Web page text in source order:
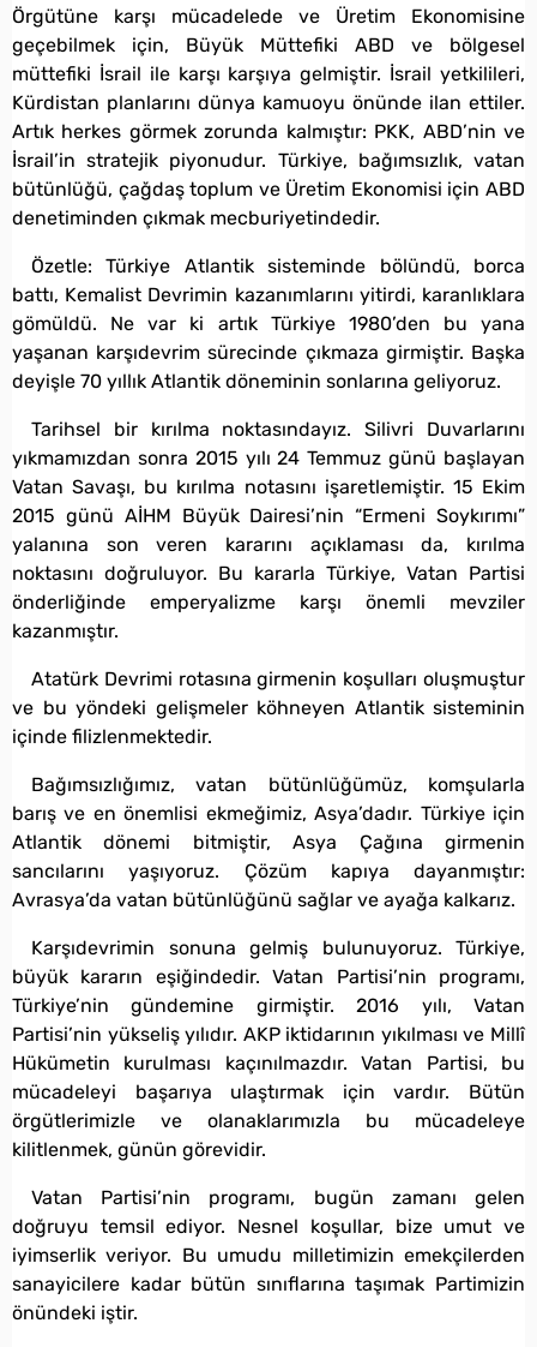
Örgütüne karşı mücadelede ve Üretim Ekonomisine
geçebilmek için, Büyük Müttefiki ABD ve bölgesel
müttefiki İsrail ile karşı karşıya gelmiştir. İsrail yetkilileri,
Kürdistan planlarını dünya kamuoyu önünde ilan ettiler.
Artık herkes görmek zorunda kalmıştır: PKK, ABD’nin ve
İsrail’in stratejik piyonudur. Türkiye, bağımsızlık, vatan
bütünlüğü, çağdaş toplum ve Üretim Ekonomisi için ABD
denetiminden çıkmak mecburiyetindedir.
Özetle: Türkiye Atlantik sisteminde bölündü, borca
battı, Kemalist Devrimin kazanımlarını yitirdi, karanlıklara
gömüldü. Ne var ki artık Türkiye 1980’den bu yana
yaşanan karşıdevrim sürecinde çıkmaza girmiştir. Başka
deyişle 70 yıllık Atlantik döneminin sonlarına geliyoruz.
Tarihsel bir kırılma noktasındayız. Silivri Duvarlarını
yıkmamızdan sonra 2015 yılı 24 Temmuz günü başlayan
Vatan Savaşı, bu kırılma notasını işaretlemiştir. 15 Ekim
2015 günü AİHM Büyük Dairesi’nin “Ermeni Soykırımı”
yalanına son veren kararını açıklaması da, kırılma
noktasını doğruluyor. Bu kararla Türkiye, Vatan Partisi
önderliğinde emperyalizme karşı önemli mevziler
kazanmıştır.
Atatürk Devrimi rotasına girmenin koşulları oluşmuştur
ve bu yöndeki gelişmeler köhneyen Atlantik sisteminin
içinde filizlenmektedir.
Bağımsızlığımız, vatan bütünlüğümüz, komşularla
barış ve en önemlisi ekmeğimiz, Asya’dadır. Türkiye için
Atlantik dönemi bitmiştir, Asya Çağına girmenin
sancılarını yaşıyoruz. Çözüm kapıya dayanmıştır:
Avrasya’da vatan bütünlüğünü sağlar ve ayağa kalkarız.
Karşıdevrimin sonuna gelmiş bulunuyoruz. Türkiye,
büyük kararın eşiğindedir. Vatan Partisi’nin programı,
Türkiye’nin gündemine girmiştir. 2016 yılı, Vatan
Partisi’nin yükseliş yılıdır. AKP iktidarının yıkılması ve Millî
Hükümetin kurulması kaçınılmazdır. Vatan Partisi, bu
mücadeleyi başarıya ulaştırmak için vardır. Bütün
örgütlerimizle ve olanaklarımızla bu mücadeleye
kilitlenmek, günün görevidir.
Vatan Partisi’nin programı, bugün zamanı gelen
doğruyu temsil ediyor. Nesnel koşullar, bize umut ve
iyimserlik veriyor. Bu umudu milletimizin emekçilerden
sanayicilere kadar bütün sınıflarına taşımak Partimizin
önündeki iştir.